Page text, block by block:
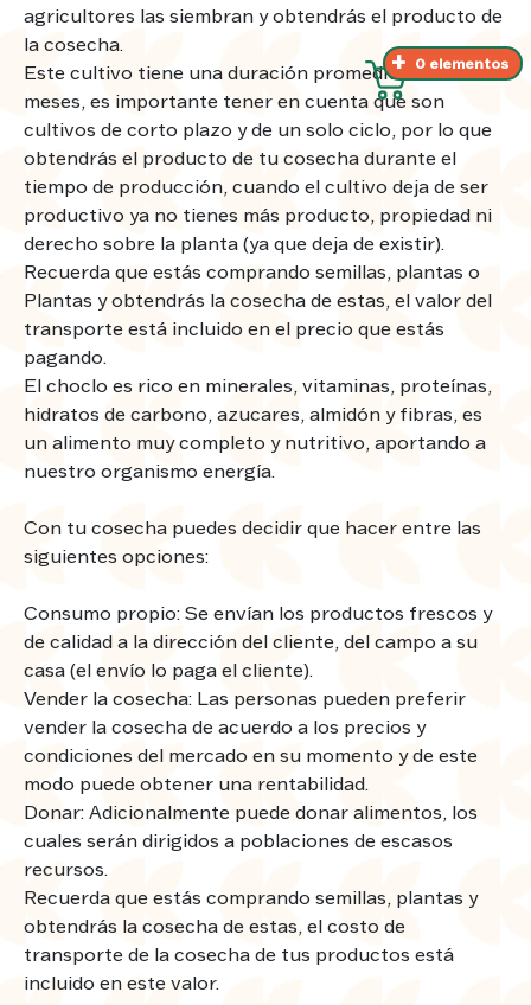
0 elementos
agricultores las siembran y obtendrás el producto de
la cosecha.
Este cultivo tiene una duración promedio de 4 a 5
meses, es importante tener en cuenta que son
cultivos de corto plazo y de un solo ciclo, por lo que
obtendrás el producto de tu cosecha durante el
tiempo de producción, cuando el cultivo deja de ser
productivo ya no tienes más producto, propiedad ni
derecho sobre la planta (ya que deja de existir).
Recuerda que estás comprando semillas, plantas o
Plantas y obtendrás la cosecha de estas, el valor del
transporte está incluido en el precio que estás
pagando.
El choclo es rico en minerales, vitaminas, proteínas,
hidratos de carbono, azucares, almidón y fibras, es
un alimento muy completo y nutritivo, aportando a
nuestro organismo energía.
Con tu cosecha puedes decidir que hacer entre las
siguientes opciones:
Consumo propio: Se envían los productos frescos y
de calidad a la dirección del cliente, del campo a su
casa (el envío lo paga el cliente).
Vender la cosecha: Las personas pueden preferir
vender la cosecha de acuerdo a los precios y
condiciones del mercado en su momento y de este
modo puede obtener una rentabilidad.
Donar: Adicionalmente puede donar alimentos, los
cuales serán dirigidos a poblaciones de escasos
recursos.
Recuerda que estás comprando semillas, plantas y
obtendrás la cosecha de estas, el costo de
transporte de la cosecha de tus productos está
incluido en este valor.